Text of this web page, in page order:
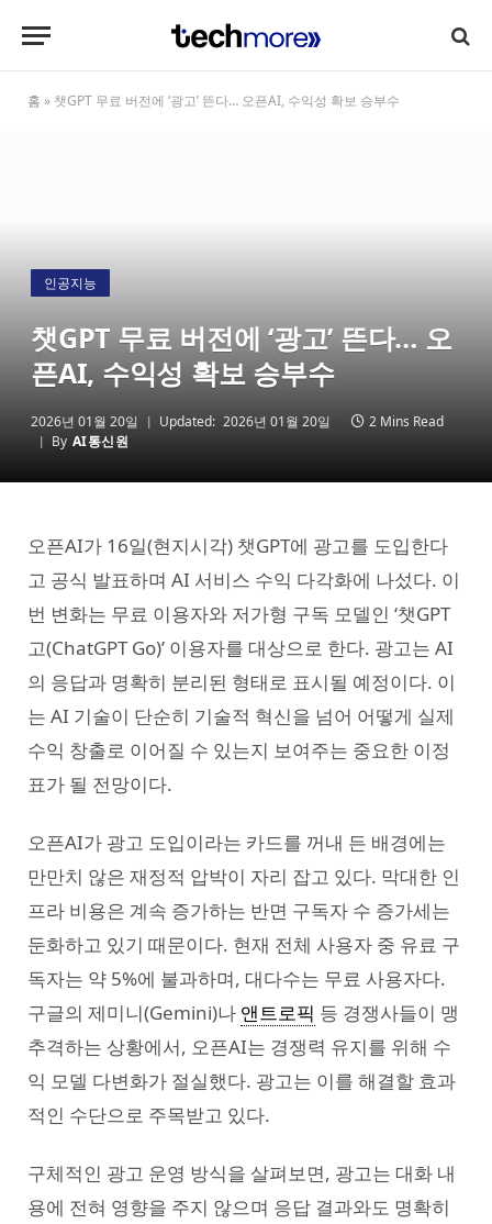
홈 » 챗GPT 무료 버전에 ‘광고’ 뜬다… 오픈AI, 수익성 확보 승부수
인공지능
챗GPT 무료 버전에 ‘광고’ 뜬다… 오
픈AI, 수익성 확보 승부수
2026년 01월 20일 Updated: 2026년 01월 20일
2 Mins Read
By AI통신원
오픈AI가 16일(현지시각) 챗GPT에 광고를 도입한다
고 공식 발표하며 AI 서비스 수익 다각화에 나섰다. 이
번 변화는 무료 이용자와 저가형 구독 모델인 ‘챗GPT
고(ChatGPT Go)’ 이용자를 대상으로 한다. 광고는 AI
의 응답과 명확히 분리된 형태로 표시될 예정이다. 이
는 AI 기술이 단순히 기술적 혁신을 넘어 어떻게 실제
수익 창출로 이어질 수 있는지 보여주는 중요한 이정
표가 될 전망이다.
오픈AI가 광고 도입이라는 카드를 꺼내 든 배경에는
만만치 않은 재정적 압박이 자리 잡고 있다. 막대한 인
프라 비용은 계속 증가하는 반면 구독자 수 증가세는
둔화하고 있기 때문이다. 현재 전체 사용자 중 유료 구
독자는 약 5%에 불과하며, 대다수는 무료 사용자다.
구글의 제미니(Gemini)나 앤트로픽 등 경쟁사들이 맹
추격하는 상황에서, 오픈AI는 경쟁력 유지를 위해 수
익 모델 다변화가 절실했다. 광고는 이를 해결할 효과
적인 수단으로 주목받고 있다.
구체적인 광고 운영 방식을 살펴보면, 광고는 대화 내
용에 전혀 영향을 주지 않으며 응답 결과와도 명확히